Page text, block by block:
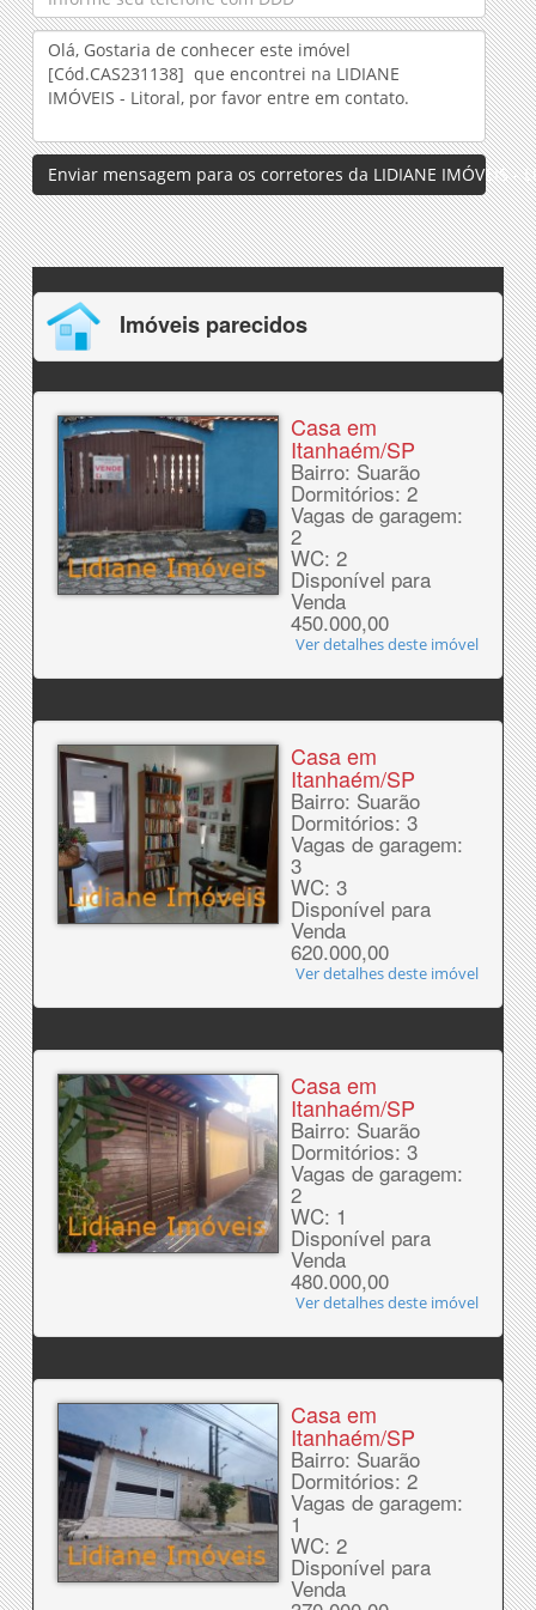
Enviar mensagem para os corretores da LIDIANE IMÓVEIS -
Imóveis parecidos
Casa em
Itanhaém/SP
Bairro: Suarão
Dormitórios: 2
Vagas de garagem:
2
WC: 2
Disponível para
Venda
450.000,00
Ver detalhes deste imóvel
Casa em
Itanhaém/SP
Bairro: Suarão
Dormitórios: 3
Vagas de garagem:
3
WC: 3
Disponível para
Venda
620.000,00
Ver detalhes deste imóvel
Casa em
Itanhaém/SP
Bairro: Suarão
Dormitórios: 3
Vagas de garagem:
2
WC: 1
Disponível para
Venda
480.000,00
Ver detalhes deste imóvel
Casa em
Itanhaém/SP
Bairro: Suarão
Dormitórios: 2
Vagas de garagem:
1
WC: 2
Disponível para
Venda